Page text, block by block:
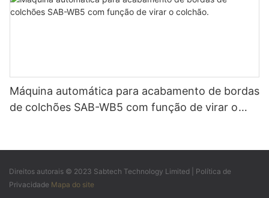
Máquina automática para acabamento de bordas
de colchões SAB-WB5 com função de virar o
Direitos autorais © 2023 Sabtech Technology Limited | Política de
Privacidade Mapa do site